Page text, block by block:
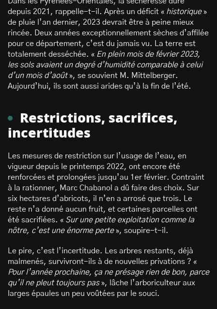
depuis 2021, rappelle-t-il. Après un déficit « historique»
de pluie l’an dernier, 2023 devrait être à peine mieux
rincée. Deux années exceptionnellement sèches d’affilée
pour ce département, c’est du jamais vu. La terre est
totalement desséchée. « En plein mois de février 2023,
les sols avaient un degré d’humidité comparable à celui
d’un mois d’août», se souvient M. Mittelberger.
Aujourd’hui, ils sont aussi arides qu’à la fin de l’été.
Restrictions, sacrifices,
incertitudes
Les mesures de restriction sur l’usage de l’eau, en
vigueur depuis le printemps 2022, ont encore été
renforcées et prolongées jusqu’au 1er février. Contraint
à la rationner, Marc Chabanol a dû faire des choix. Sur
six hectares d’abricots, il n’en a arrosé que trois. Le
reste n’a donné aucun fruit, et certaines parcelles ont
été sacrifiées. « Sur une petite exploitation comme la
nôtre, c’est une énorme perte», soupire-t-il.
Le pire, c’est l’incertitude. Les arbres restants, déjà
malmenés, survivront-ils à de nouvelles privations ? «
Pour l’année prochaine, ça ne présage rien de bon, parce
qu’il ne pleut toujours pas», lâche l’arboriculteur aux
larges épaules un peu voûtées par le souci.